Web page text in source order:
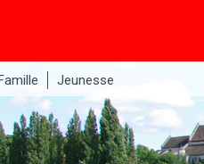
Jeunesse